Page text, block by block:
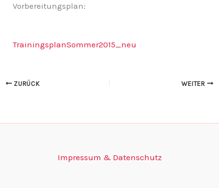
Vorbereitungsplan:
TrainingsplanSommer2015_neu
ZURÜCK WEITER
Impressum & Datenschutz